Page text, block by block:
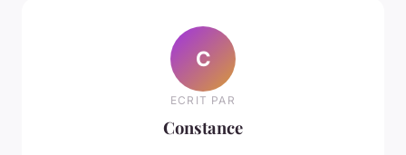
C
ECRIT PAR
Constance